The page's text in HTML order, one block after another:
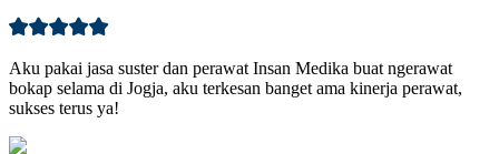
Aku pakai jasa suster dan perawat Insan Medika buat ngerawat
bokap selama di Jogja, aku terkesan banget ama kinerja perawat,
sukses terus ya!